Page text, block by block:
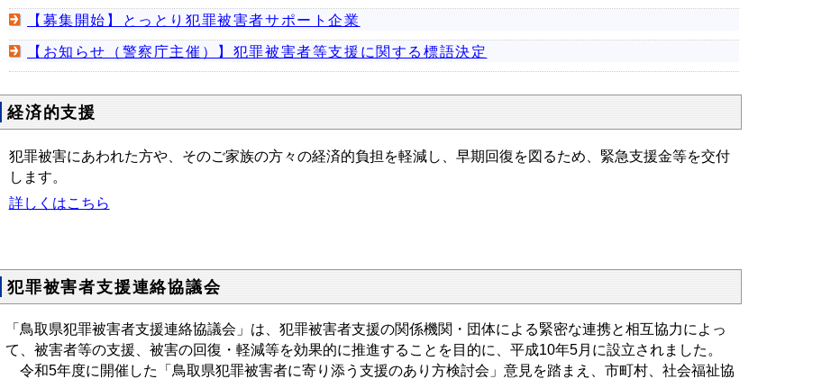
【募集開始】とっとり犯罪被害者サポート企業
【お知らせ（警察庁主催）】犯罪被害者等支援に関する標語決定
経済的支援
犯罪被害にあわれた方や、そのご家族の方々の経済的負担を軽減し、早期回復を図るため、緊急支援金等を交付
します。
詳しくはこちら
犯罪被害者支援連絡協議会
「鳥取県犯罪被害者支援連絡協議会」は、犯罪被害者支援の関係機関・団体による緊密な連携と相互協力によっ
て、被害者等の支援、被害の回復・軽減等を効果的に推進することを目的に、平成10年5月に設立されました。
令和5年度に開催した「鳥取県犯罪被害者に寄り添う支援のあり方検討会」意見を踏まえ、市町村、社会福祉協